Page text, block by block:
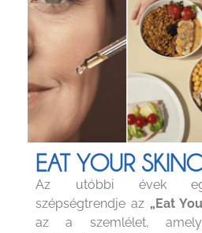
EAT YOUR
Az utóbbi évek
szépségtrendje az „Eat
az a szemlélet,